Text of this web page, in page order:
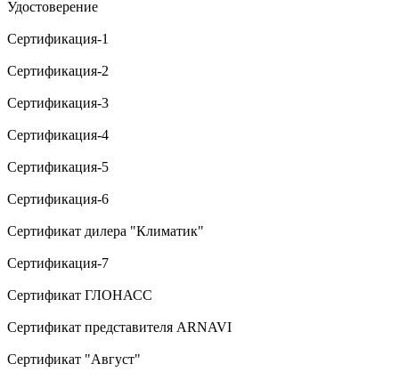
Удостоверение
Сертификация-1
Сертификация-2
Сертификация-3
Сертификация-4
Сертификация-5
Сертификация-6
Сертификат дилера "Климатик"
Сертификация-7
Сертификат ГЛОНАСС
Сертификат представителя ARNAVI
Сертификат "Август"